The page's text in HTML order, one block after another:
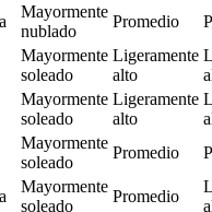
Mayormente
nublado
Promedio
Mayormente
soleado
Ligeramente
alto
Mayormente
soleado
Ligeramente
alto
Mayormente
soleado
Promedio
Mayormente
soleado
Promedio